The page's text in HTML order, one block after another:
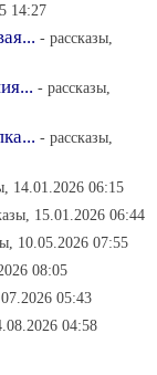
14:27
- рассказы,
- рассказы,
- рассказы,
14.01.2026 06:15
15.01.2026 06:44
10.05.2026 07:55
08:05
05:43
04:58